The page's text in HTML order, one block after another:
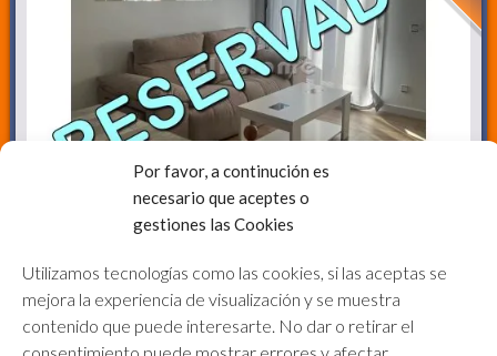
Por favor, a continución es
necesario que aceptes o
gestiones las Cookies
Utilizamos tecnologías como las cookies, si las aceptas se
mejora la experiencia de visualización y se muestra
contenido que puede interesarte. No dar o retirar el
925€
Ref. FH04071
2ª planta con ascensor
Pisoen Alquiler
3 Dormitorios,1 Baño
Ascensor
Ver inmueble